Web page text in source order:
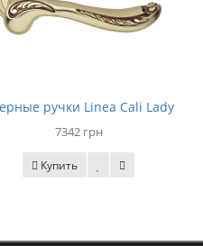
ручки Linea Cali Lady
7342 грн
Купить